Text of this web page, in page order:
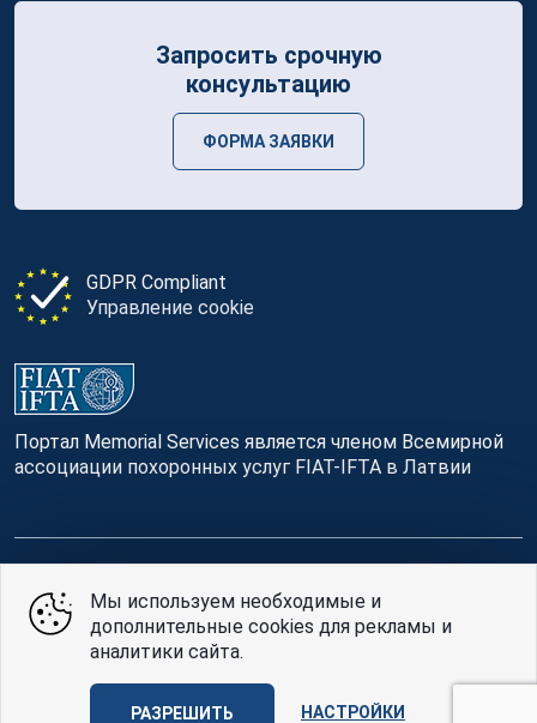
GDPR Compliant
Управление cookie
Портал Memorial Services является членом Всемирной
ассоциации похоронных услуг FIAT-IFTA в Латвии
Запросить срочную
консультацию
ФОРМА ЗАЯВКИ
© Memorial Services, 2016 — 2026 pr3-g
Политике конфиденциальностииусловия
использования
AABB TEAM
Мы используем необходимые и
дополнительные cookies для рекламы и
аналитики сайта.
РАЗРЕШИТЬ НАСТРОЙКИ